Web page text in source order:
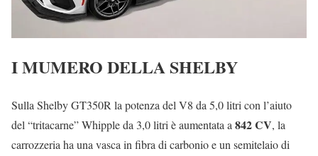
I MUMERO DELLA SHELBY
Sulla Shelby GT350R la potenza del V8 da 5,0 litri con l’aiuto
del “tritacarne” Whipple da 3,0 litri è aumentata a842 CV, la
carrozzeria ha una vasca in fibra di carbonio e un semitelaio di